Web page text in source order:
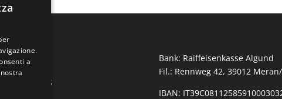
club
Host ETS
Bank: Raiffeisenkasse Algund
Fil.: Rennweg 42, 39012
IBAN:
a